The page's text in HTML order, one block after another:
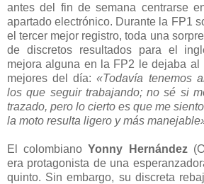
antes del fin de semana centrarse
apartado electrónico. Durante la FP1
el tercer mejor registro, toda una
de discretos resultados para el
mejora alguna en la FP2 le dejaba al
mejores del día:«Todavía tenemos
los que seguir trabajando; no sé si
trazado, pero lo cierto es que me
la moto resulta ligero y más
El colombiano Yonny Hernández
era protagonista de una
quinto. Sin embargo, su discreta